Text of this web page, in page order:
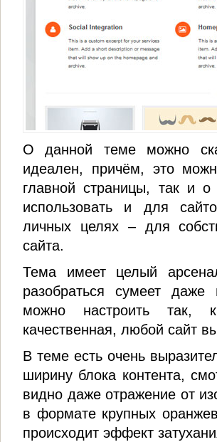
О данной теме можно
идеален, причём, это
главной страницы, так и
использовать и для
личных целях – для
сайта.
Тема имеет целый
разобраться сумеет
можно настроить так,
качественная, любой сайт
В теме есть очень
ширину блока контента,
видно даже отражение от
в формате крупных
происходит эффект